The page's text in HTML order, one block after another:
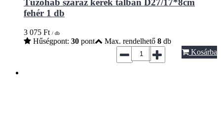
Tűzőhab száraz kerek tálban D27/17*8cm
fehér 1 db
3 075 Ft / db
Hűségpont: 30 pont Max. rendelhető 8 db
Kosárba